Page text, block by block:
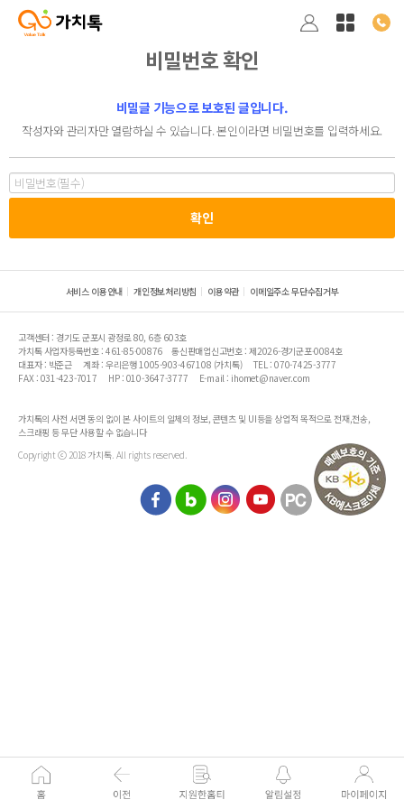
비밀번호 확인
비밀글 기능으로 보호된 글입니다.
작성자와 관리자만 열람하실 수 있습니다. 본인이라면 비밀번호를 입력하세요.
서비스 이용안내 개인정보처리방침 이용약관 이메일주소 무단수집거부
고객센터 : 경기도 군포시 광정로 80, 6층 603호
가치톡 사업자등록번호 : 461-85-00876
통신판매업신고번호 : 제2026-경기군포-0084호
대표자 : 박준근
계좌 : 우리은행 1005-903-467108 (가치톡)
TEL : 070-7425-3777
FAX : 031-423-7017
HP : 010-3647-3777 E-mail : ihomet@naver.com
가치톡의 사전 서면 동의 없이 본 사이트의 일체의 정보, 콘텐츠 및 UI등을 상업적 목적으로 전재,전송,
스크래핑 등 무단 사용할 수 없습니다
Copyright ⓒ 2018 가치톡. All rights reserved.